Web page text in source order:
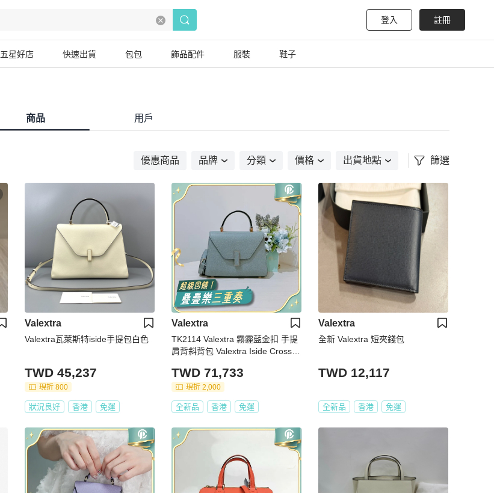
登入 註冊
五星好店 快速出貨 包包 飾品配件 服裝 鞋子
商品 用戶
優惠商品 品牌 分類 價格 出貨地點 篩選
Valextra
Valextra瓦萊斯特iside手提包白色
TWD 45,237
現折 800
狀況良好 香港 免運
Valextra
TK2114 Valextra 霧霾藍金扣 手提
肩背斜背包 Valextra Iside Crossbo
TWD 71,733
現折 2,000
全新品 香港 免運
Valextra
全新 Valextra 短夾錢包
TWD 12,117
全新品 香港 免運